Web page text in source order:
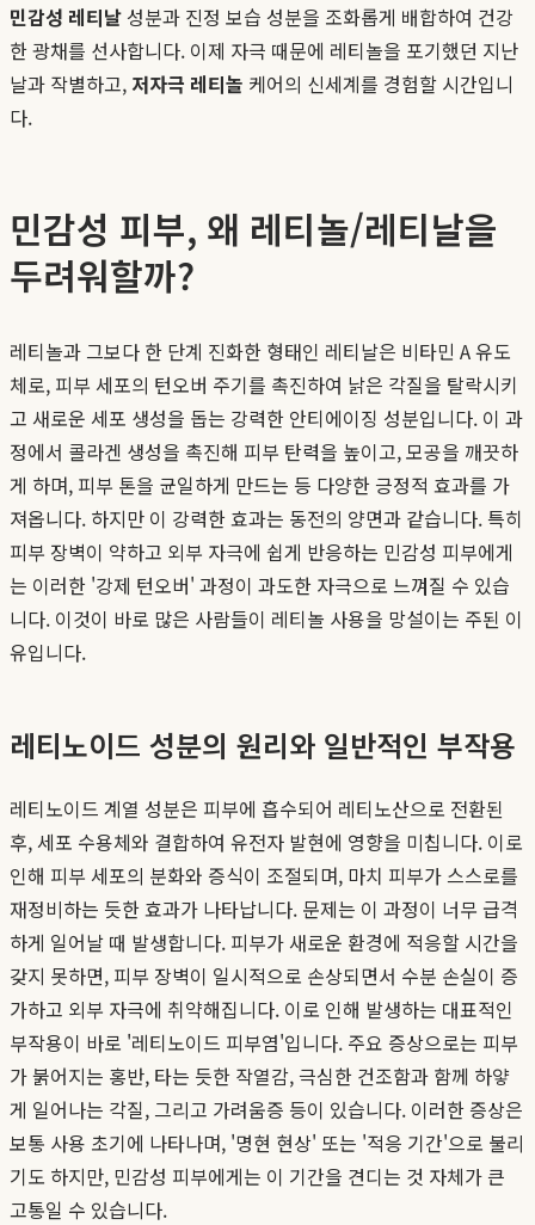
민감성 레티날성분과 진정 보습 성분을 조화롭게 배합하여 건강
한 광채를 선사합니다. 이제 자극 때문에 레티놀을 포기했던 지난
날과 작별하고, 저자극 레티놀 케어의 신세계를 경험할 시간입니
다.
민감성 피부, 왜 레티놀/레티날을
두려워할까?
레티놀과 그보다 한 단계 진화한 형태인 레티날은 비타민 A 유도
체로, 피부 세포의 턴오버 주기를 촉진하여 낡은 각질을 탈락시키
고 새로운 세포 생성을 돕는 강력한 안티에이징 성분입니다. 이 과
정에서 콜라겐 생성을 촉진해 피부 탄력을 높이고, 모공을 깨끗하
게 하며, 피부 톤을 균일하게 만드는 등 다양한 긍정적 효과를 가
져옵니다. 하지만 이 강력한 효과는 동전의 양면과 같습니다. 특히
피부 장벽이 약하고 외부 자극에 쉽게 반응하는 민감성 피부에게
는 이러한 '강제 턴오버' 과정이 과도한 자극으로 느껴질 수 있습
니다. 이것이 바로 많은 사람들이 레티놀 사용을 망설이는 주된 이
유입니다.
레티노이드 성분의 원리와 일반적인 부작용
레티노이드 계열 성분은 피부에 흡수되어 레티노산으로 전환된
후, 세포 수용체와 결합하여 유전자 발현에 영향을 미칩니다. 이로
인해 피부 세포의 분화와 증식이 조절되며, 마치 피부가 스스로를
재정비하는 듯한 효과가 나타납니다. 문제는 이 과정이 너무 급격
하게 일어날 때 발생합니다. 피부가 새로운 환경에 적응할 시간을
갖지 못하면, 피부 장벽이 일시적으로 손상되면서 수분 손실이 증
가하고 외부 자극에 취약해집니다. 이로 인해 발생하는 대표적인
부작용이 바로 '레티노이드 피부염'입니다. 주요 증상으로는 피부
가 붉어지는 홍반, 타는 듯한 작열감, 극심한 건조함과 함께 하얗
게 일어나는 각질, 그리고 가려움증 등이 있습니다. 이러한 증상은
보통 사용 초기에 나타나며, '명현 현상' 또는 '적응 기간'으로 불리
기도 하지만, 민감성 피부에게는 이 기간을 견디는 것 자체가 큰
고통일 수 있습니다.